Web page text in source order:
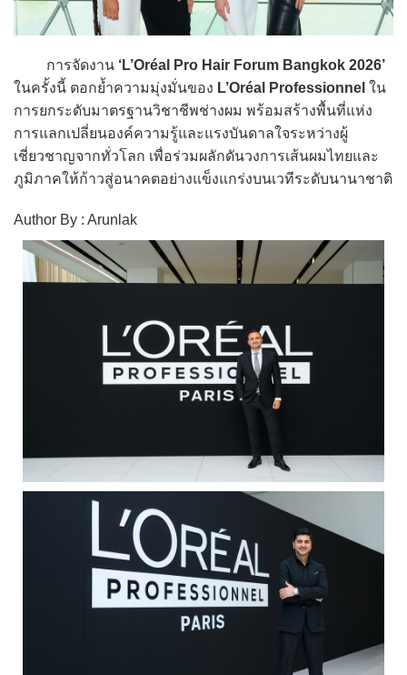
การจัดงาน ‘L’Oréal Pro Hair Forum Bangkok 2026’
ในครั้งนี้ ตอกย้ำความมุ่งมั่นของ L’Oréal Professionnel ใน
การยกระดับมาตรฐานวิชาชีพช่างผม พร้อมสร้างพื้นที่แห่ง
การแลกเปลี่ยนองค์ความรู้และแรงบันดาลใจระหว่างผู้
เชี่ยวชาญจากทั่วโลก เพื่อร่วมผลักดันวงการเส้นผมไทยและ
ภูมิภาคให้ก้าวสู่อนาคตอย่างแข็งแกร่งบนเวทีระดับนานาชาติ
Author By : Arunlak